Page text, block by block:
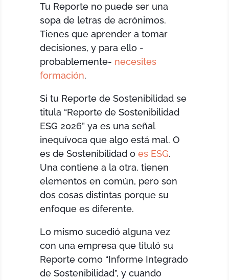
Tu Reporte no puede ser una
sopa de letras de acrónimos.
Tienes que aprender a tomar
decisiones, y para ello -
probablemente- necesites
formación.
Si tu Reporte de Sostenibilidad se
titula “Reporte de Sostenibilidad
ESG 2026” ya es una señal
inequívoca que algo está mal. O
es de Sostenibilidad oes ESG.
Una contiene a la otra, tienen
elementos en común, pero son
dos cosas distintas porque su
enfoque es diferente.
Lo mismo sucedió alguna vez
con una empresa que tituló su
Reporte como “Informe Integrado
de Sostenibilidad”, y cuando